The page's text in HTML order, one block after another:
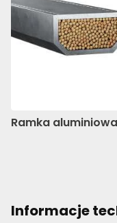
Ramka aluminiowa
Informacje